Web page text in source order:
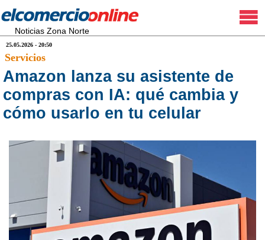
Noticias Zona Norte
25.05.2026 - 20:50
Servicios
Amazon lanza su asistente de
compras con IA: qué cambia y
cómo usarlo en tu celular